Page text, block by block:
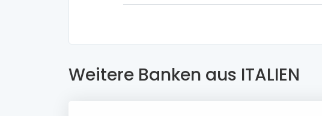
Weitere Banken aus ITALIEN